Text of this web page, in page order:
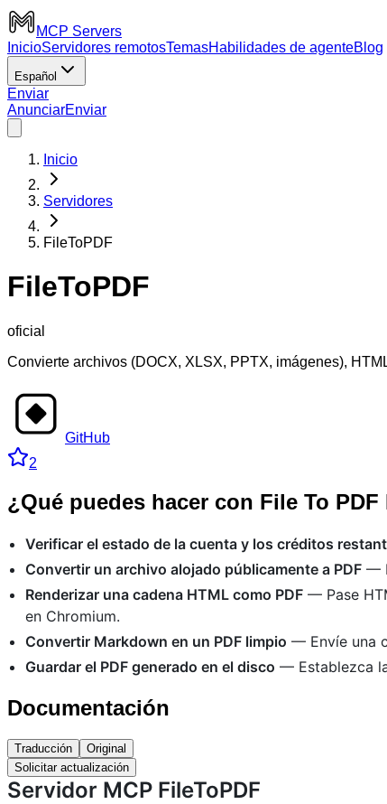
MCP Servers
InicioServidores remotosTemasHabilidades de agenteBlog
Español
Enviar
AnunciarEnviar
Inicio
Servidores
FileToPDF
FileToPDF
oficial
Convierte archivos (DOCX, XLSX, PPTX, imágenes),
GitHub
2
¿Qué puedes hacer con File To PDF
Verificar el estado de la cuenta y los créditos
Convertir un archivo alojado públicamente a PDF —
Renderizar una cadena HTML como PDF — Pase
en Chromium.
Convertir Markdown en un PDF limpio — Envíe una
Guardar el PDF generado en el disco — Establezca
Documentación
Traducción
Original
Solicitar actualización
Servidor MCP FileToPDF